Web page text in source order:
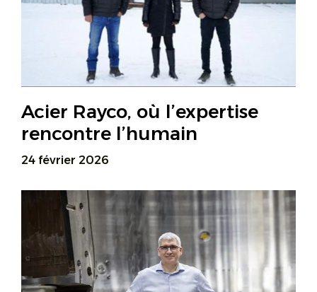
Acier Rayco, où l’expertise
rencontre l’humain
24 février 2026